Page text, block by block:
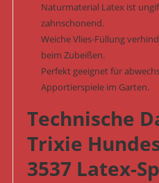
Naturmaterial Latex ist
zahnschonend.
Weiche Vlies-Füllung
beim Zubeißen.
Perfekt geeignet für
Apportierspiele im Garten.
Technische
Trixie
3537 Latex-